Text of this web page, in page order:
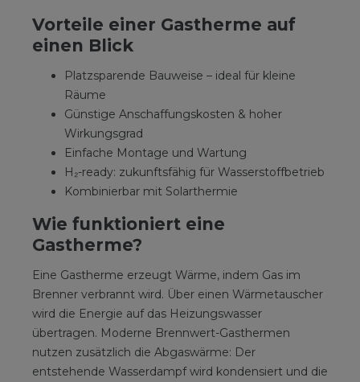
Vorteile einer Gastherme auf
einen Blick
Platzsparende Bauweise – ideal für kleine
Räume
Günstige Anschaffungskosten & hoher
Wirkungsgrad
Einfache Montage und Wartung
H₂-ready: zukunftsfähig für Wasserstoffbetrieb
Kombinierbar mit Solarthermie
Wie funktioniert eine
Gastherme?
Eine Gastherme erzeugt Wärme, indem Gas im
Brenner verbrannt wird. Über einen Wärmetauscher
wird die Energie auf das Heizungswasser
übertragen. Moderne Brennwert-Gasthermen
nutzen zusätzlich die Abgaswärme: Der
entstehende Wasserdampf wird kondensiert und die